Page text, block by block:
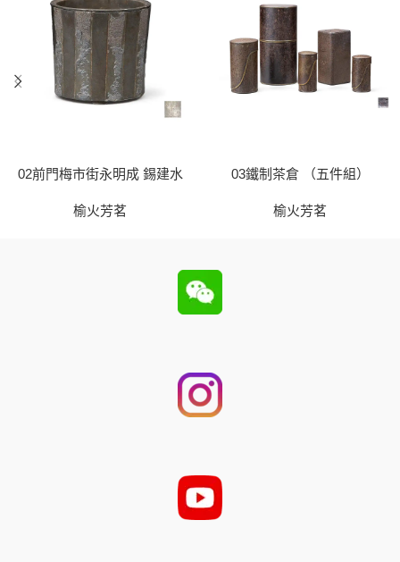
02前門梅市街永明成 錫建水
榆火芳茗
03鐵制茶倉 （五件組）
榆火芳茗